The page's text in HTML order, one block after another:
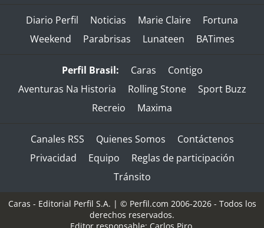
Diario Perfil Noticias Marie Claire
Fortuna
Weekend
Parabrisas Lunateen BATimes
Perfil Brasil: Caras
Contigo
Aventuras Na Historia
Rolling Stone
Sport Buzz
Recreio
Maxima
Canales RSS Quienes Somos
Contáctenos
Privacidad
Equipo
Reglas de participación
Tránsito
Caras - Editorial Perfil S.A. | © Perfil.com 2006-2026 - Todos los
derechos reservados.